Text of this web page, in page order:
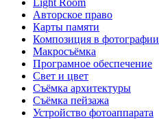
Light Room
Авторское право
Карты памяти
Композиция в фотографии
Макросъёмка
Програмное обеспечение
Свет и цвет
Съёмка архитектуры
Съёмка пейзажа
Устройство фотоаппарата